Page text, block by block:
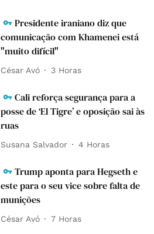
Presidente iraniano diz que
comunicação com Khamenei está
"muito difícil"
César Avó 3 Horas
Cali reforça segurança para a
posse de ‘El Tigre’ e oposição sai às
ruas
Susana Salvador 4 Horas
Trump aponta para Hegseth e
este para o seu vice sobre falta de
munições
César Avó 7 Horas